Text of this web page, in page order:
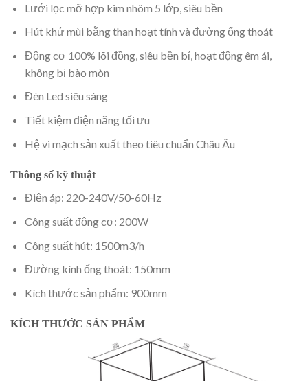
Lưới lọc mỡ hợp kim nhôm 5 lớp, siêu bền
Hút khử mùi bằng than hoạt tính và đường ống thoát
Động cơ 100% lõi đồng, siêu bền bỉ, hoạt động êm ái,
không bị bào mòn
Đèn Led siêu sáng
Tiết kiệm điện năng tối ưu
Hệ vi mạch sản xuất theo tiêu chuẩn Châu Âu
Thông số kỹ thuật
Điện áp: 220-240V/50-60Hz
Công suất động cơ: 200W
Công suất hút: 1500m3/h
Đường kính ống thoát: 150mm
Kích thước sản phẩm: 900mm
KÍCH THƯỚC SẢN PHẨM